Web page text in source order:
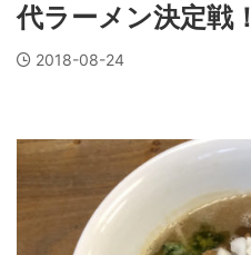
代ラーメン決定戦！
2018-08-24